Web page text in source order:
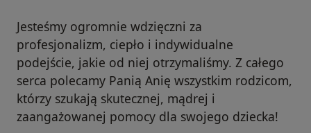
Jesteśmy ogromnie wdzięczni za
profesjonalizm, ciepło i indywidualne
podejście, jakie od niej otrzymaliśmy. Z całego
serca polecamy Panią Anię wszystkim rodzicom,
którzy szukają skutecznej, mądrej i
zaangażowanej pomocy dla swojego dziecka!